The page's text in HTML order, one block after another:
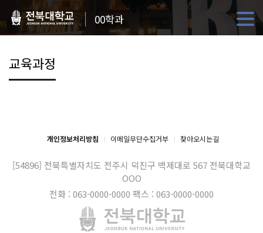
00학과
교육과정
개인정보처리방침 이메일무단수집거부 찾아오시는길
[54896] 전북특별자치도 전주시 덕진구 백제대로 567 전북대학교
OOO
전화 : 063-0000-0000 팩스 : 063-0000-0000